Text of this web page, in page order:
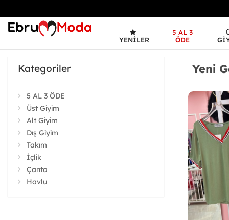
YENILER
5 AL 3
ÖDE
Kategoriler
5 AL 3 ÖDE
Üst Giyim
Alt Giyim
Dış Giyim
Takım
İçlik
Çanta
Havlu
Yeni